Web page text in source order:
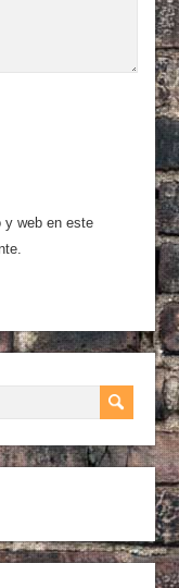
y web en este